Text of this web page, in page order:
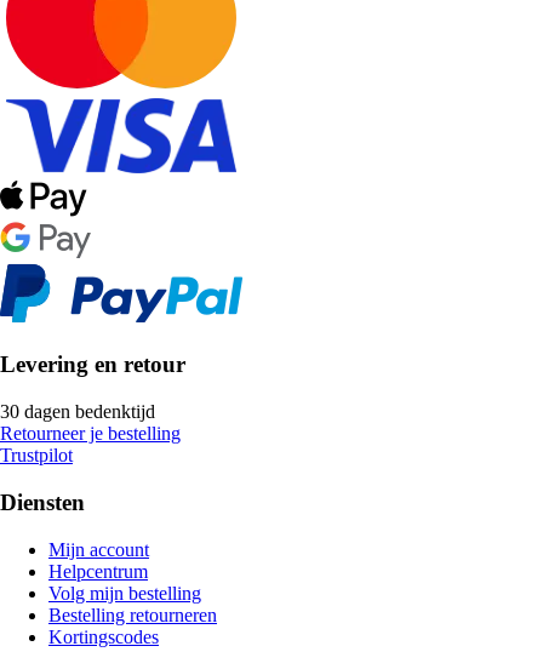
Levering en retour
30 dagen bedenktijd
Retourneer je bestelling
Trustpilot
Diensten
Mijn account
Helpcentrum
Volg mijn bestelling
Bestelling retourneren
Kortingscodes